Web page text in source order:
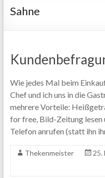
Sahne
Wie jedes Mal beim
Chef und ich uns in die
mehrere Vorteile:
for free, Bild-Zeitung lesen
Telefon anrufen (statt ihn
Thekenmeister 25.